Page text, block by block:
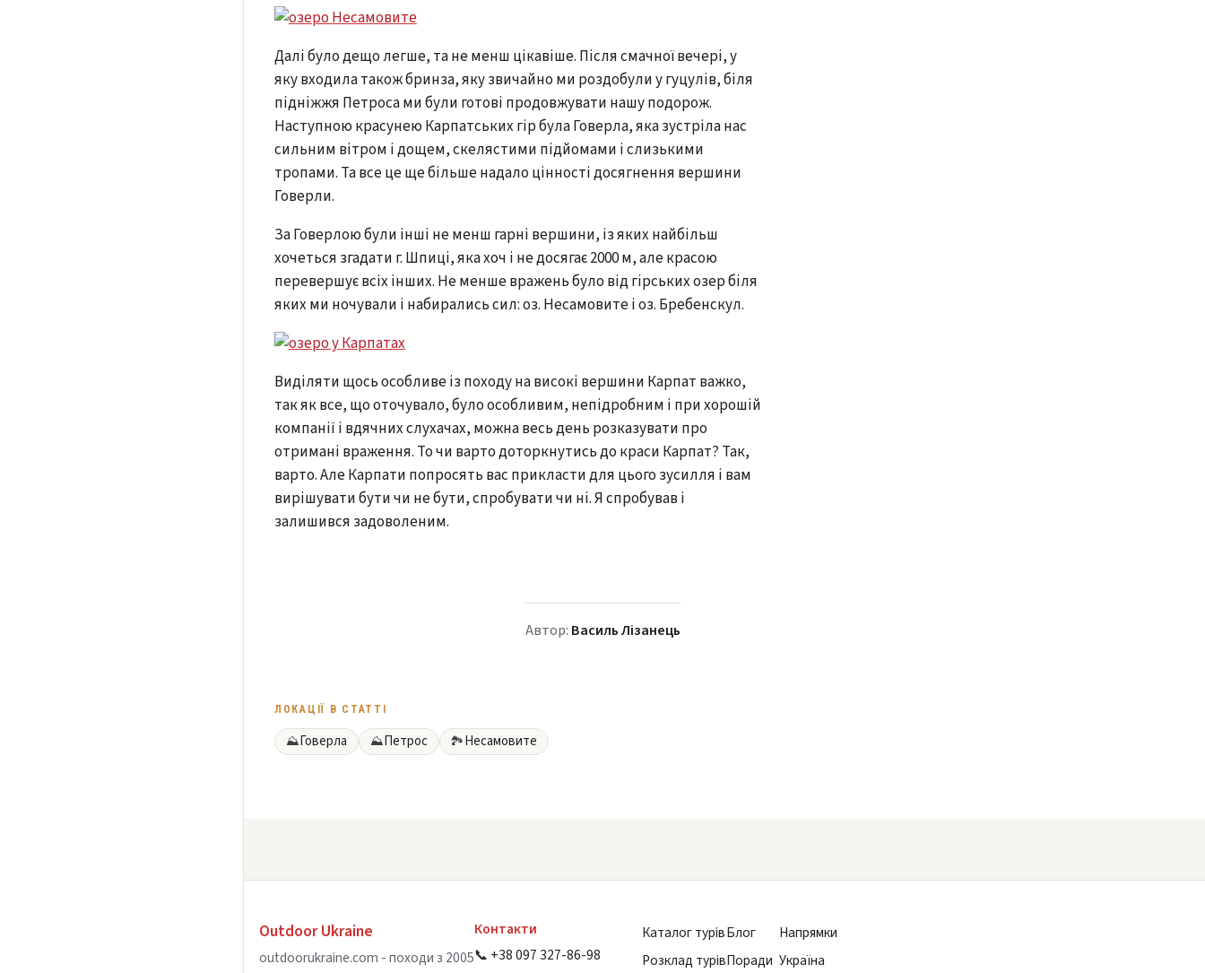
Далі було дещо легше, та не менш цікавіше. Після смачної вечері, у
яку входила також бринза, яку звичайно ми роздобули у гуцулів, біля
підніжжя Петроса ми були готові продовжувати нашу подорож.
Наступною красунею Карпатських гір була Говерла, яка зустріла нас
сильним вітром і дощем, скелястими підйомами і слизькими
тропами. Та все це ще більше надало цінності досягнення вершини
Говерли.
За Говерлою були інші не менш гарні вершини, із яких найбільш
хочеться згадати г. Шпиці, яка хоч і не досягає 2000 м, але красою
перевершує всіх інших. Не менше вражень було від гірських озер біля
яких ми ночували і набирались сил: оз. Несамовите і оз. Бребенскул.
Виділяти щось особливе із походу на високі вершини Карпат важко,
так як все, що оточувало, було особливим, непідробним і при хорошій
компанії і вдячних слухачах, можна весь день розказувати про
отримані враження. То чи варто доторкнутись до краси Карпат? Так,
варто. Але Карпати попросять вас прикласти для цього зусилля і вам
вирішувати бути чи не бути, спробувати чи ні. Я спробував і
залишився задоволеним.
Автор: Василь Лізанець
ЛОКАЦІЇ В СТАТТІ
⛰Говерла ⛰Петрос 🏞Несамовите
Outdoor Ukraine
outdoorukraine.com - походи з 2005
Контакти
📞 +38 097 327-86-98
Каталог турів
Розклад турів
Блог
Поради
Напрямки
Україна